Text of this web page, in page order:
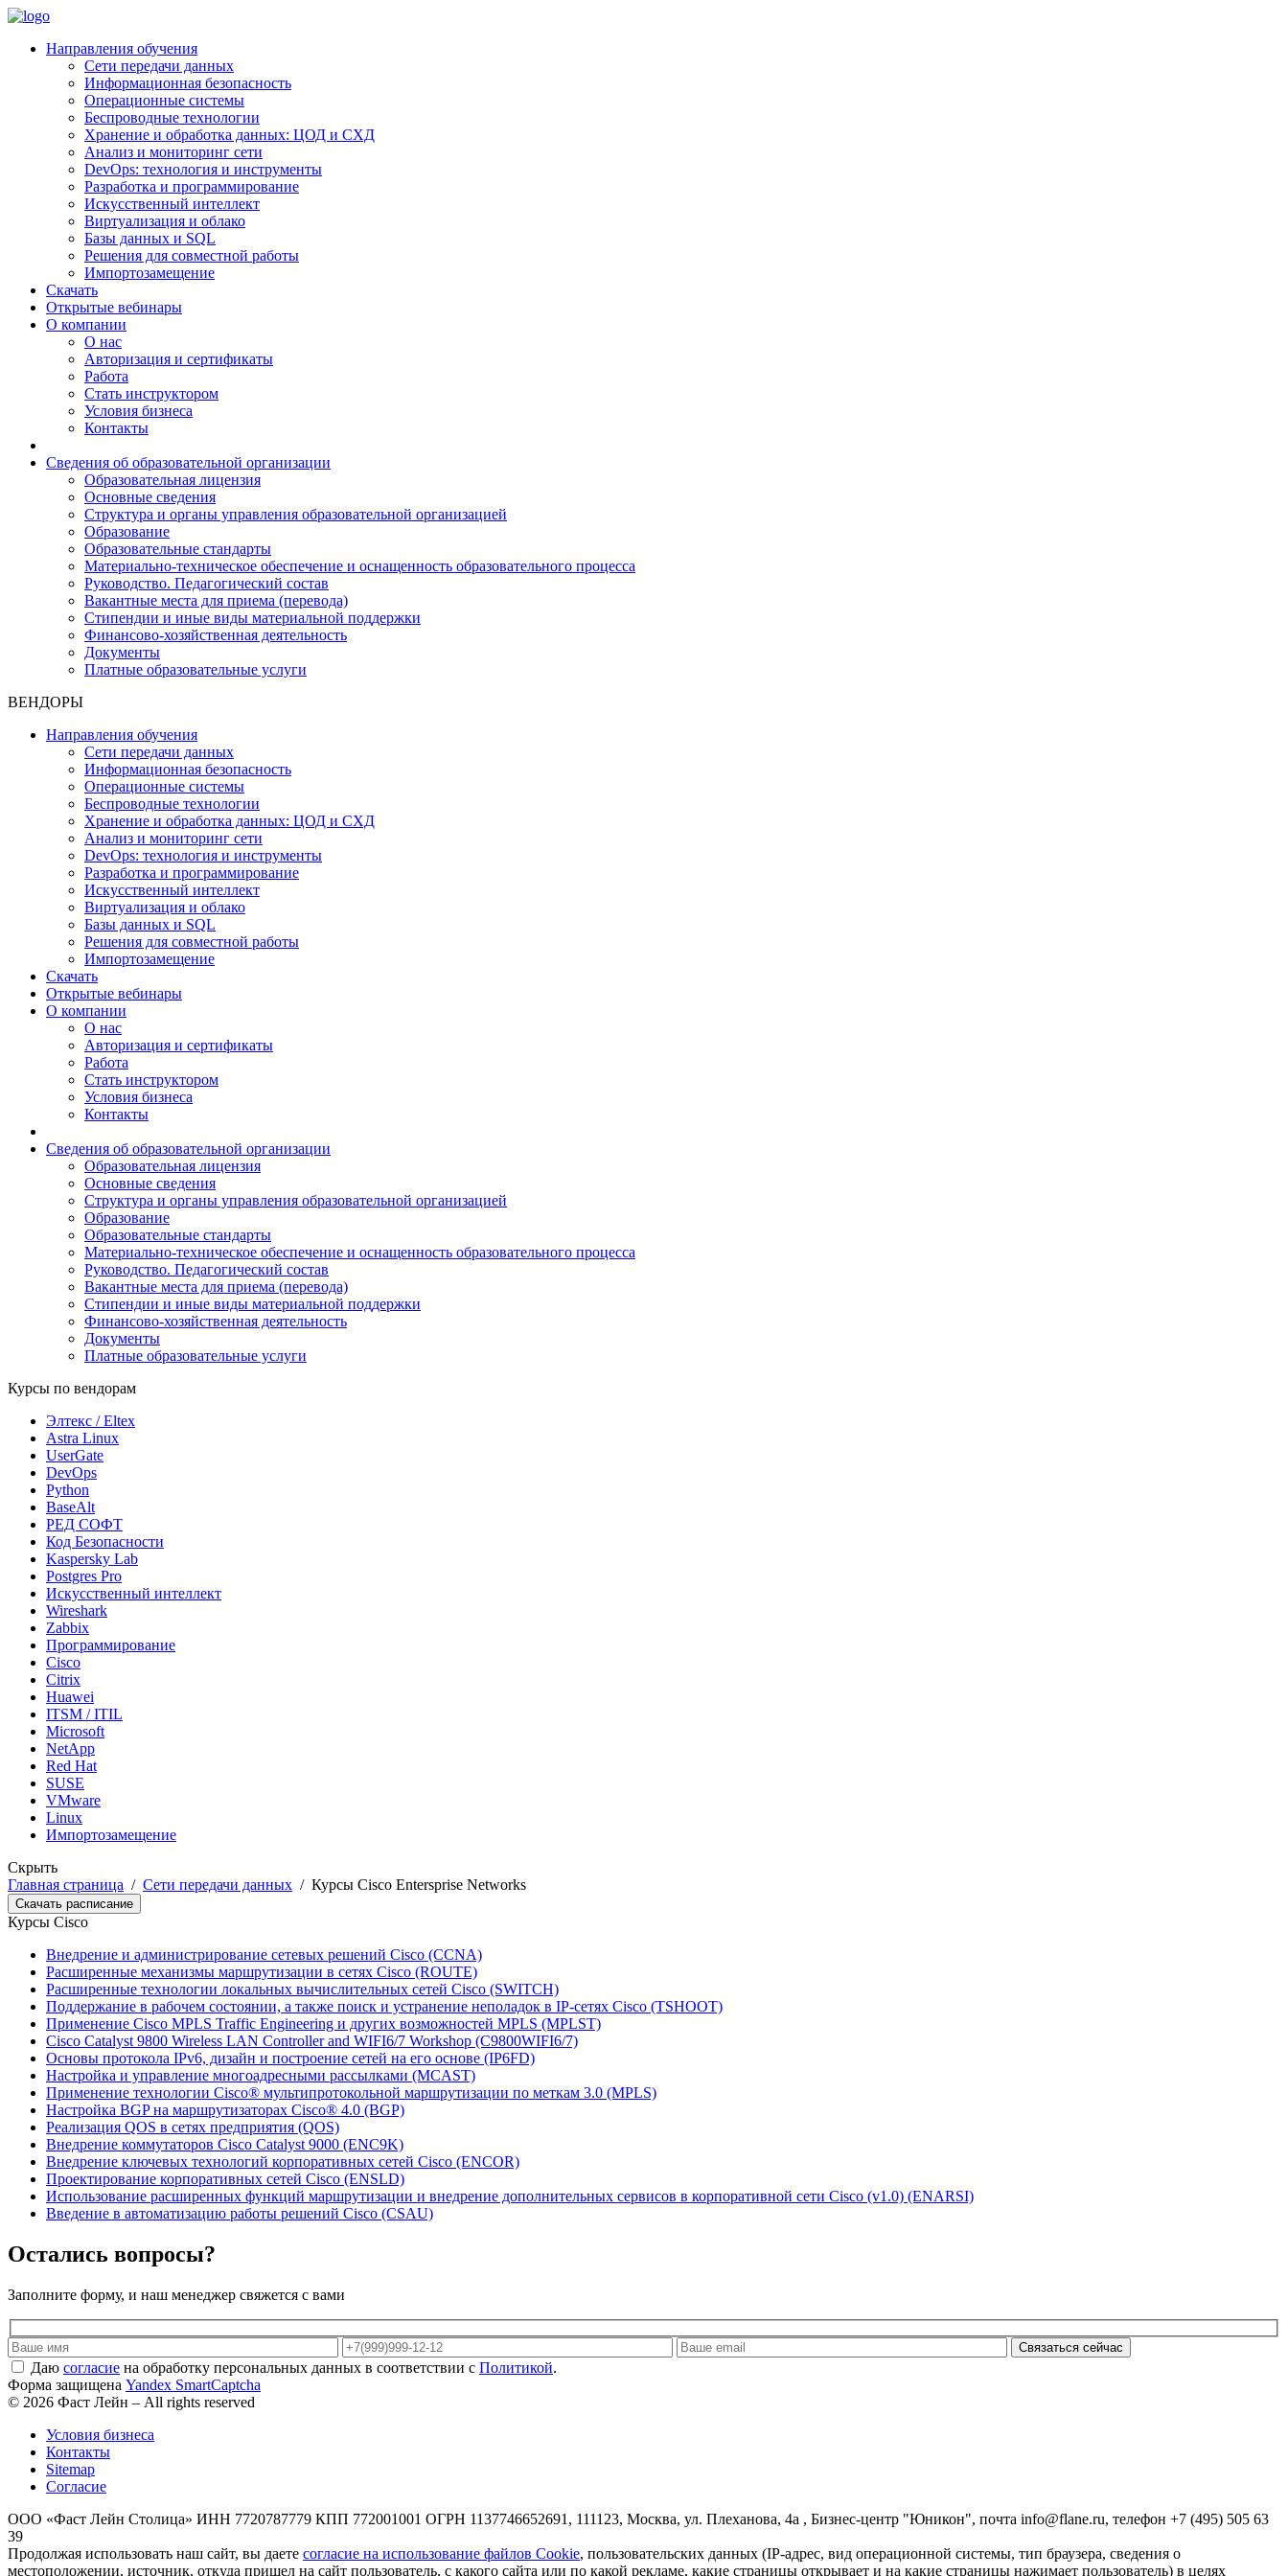
Направления обучения
Сети передачи данных
Информационная безопасность
Операционные системы
Беспроводные технологии
Хранение и обработка данных: ЦОД и СХД
Анализ и мониторинг сети
DevOps: технология и инструменты
Разработка и программирование
Искусственный интеллект
Виртуализация и облако
Базы данных и SQL
Решения для совместной работы
Импортозамещение
Скачать
Открытые вебинары
О компании
О нас
Авторизация и сертификаты
Работа
Стать инструктором
Условия бизнеса
Контакты
Сведения об образовательной организации
Образовательная лицензия
Основные сведения
Структура и органы управления образовательной организацией
Образование
Образовательные стандарты
Материально-техническое обеспечение и оснащенность образовательного процесса
Руководство. Педагогический состав
Вакантные места для приема (перевода)
Стипендии и иные виды материальной поддержки
Финансово-хозяйственная деятельность
Документы
Платные образовательные услуги
ВЕНДОРЫ
Направления обучения
Сети передачи данных
Информационная безопасность
Операционные системы
Беспроводные технологии
Хранение и обработка данных: ЦОД и СХД
Анализ и мониторинг сети
DevOps: технология и инструменты
Разработка и программирование
Искусственный интеллект
Виртуализация и облако
Базы данных и SQL
Решения для совместной работы
Импортозамещение
Скачать
Открытые вебинары
О компании
О нас
Авторизация и сертификаты
Работа
Стать инструктором
Условия бизнеса
Контакты
Сведения об образовательной организации
Образовательная лицензия
Основные сведения
Структура и органы управления образовательной организацией
Образование
Образовательные стандарты
Материально-техническое обеспечение и оснащенность образовательного процесса
Руководство. Педагогический состав
Вакантные места для приема (перевода)
Стипендии и иные виды материальной поддержки
Финансово-хозяйственная деятельность
Документы
Платные образовательные услуги
Курсы по вендорам
Элтекс / Eltex
Astra Linux
UserGate
DevOps
Python
BaseAlt
РЕД СОФТ
Код Безопасности
Kaspersky Lab
Postgres Pro
Искусственный интеллект
Wireshark
Zabbix
Программирование
Cisco
Citrix
Huawei
ITSM / ITIL
Microsoft
NetApp
Red Hat
SUSE
VMware
Linux
Импортозамещение
Скрыть
Главная страница / Сети передачи данных / Курсы Cisco Entersprise Networks
Скачать расписание
Курсы Cisco
Внедрение и администрирование сетевых решений Cisco (CCNA)
Расширенные механизмы маршрутизации в сетях Cisco (ROUTE)
Расширенные технологии локальных вычислительных сетей Cisco (SWITCH)
Поддержание в рабочем состоянии, а также поиск и устранение неполадок в IP-сетях Cisco (TSHOOT)
Применение Cisco MPLS Traffic Engineering и других возможностей MPLS (MPLST)
Cisco Catalyst 9800 Wireless LAN Controller and WIFI6/7 Workshop (C9800WIFI6/7)
Основы протокола IPv6, дизайн и построение сетей на его основе (IP6FD)
Настройка и управление многоадресными рассылками (MCAST)
Применение технологии Cisco® мультипротокольной маршрутизации по меткам 3.0 (MPLS)
Настройка BGP на маршрутизаторах Cisco® 4.0 (BGP)
Реализация QOS в сетях предприятия (QOS)
Внедрение коммутаторов Cisco Catalyst 9000 (ENC9K)
Внедрение ключевых технологий корпоративных сетей Cisco (ENCOR)
Проектирование корпоративных сетей Cisco (ENSLD)
Использование расширенных функций маршрутизации и внедрение дополнительных сервисов в корпоративной сети Cisco (v1.0) (ENARSI)
Введение в автоматизацию работы решений Cisco (CSAU)
Остались вопросы?
Заполните форму, и наш менеджер свяжется с вами
Даю согласие на обработку персональных данных в соответствии с Политикой.
Форма защищена Yandex SmartCaptcha
© 2026 Фаст Лейн – All rights reserved
Условия бизнеса
Контакты
Sitemap
Согласие
ООО «Фаст Лейн Столица» ИНН 7720787779 КПП 772001001 ОГРН 1137746652691, 111123, Москва, ул. Плеханова, 4а , Бизнес-центр "Юникон", почта info@flane.ru, телефон +7 (495) 505 63
39
Продолжая использовать наш сайт, вы даете согласие на использование файлов Cookie, пользовательских данных (IP-адрес, вид операционной системы, тип браузера, сведения о
местоположении, источник, откуда пришел на сайт пользователь, с какого сайта или по какой рекламе, какие страницы открывает и на какие страницы нажимает пользователь) в целях